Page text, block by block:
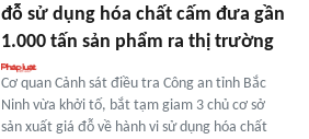
đỗ sử dụng hóa chất cấm đưa gần
1.000 tấn sản phẩm ra thị trường
Cơ quan Cảnh sát điều tra Công an tỉnh Bắc
Ninh vừa khởi tố, bắt tạm giam 3 chủ cơ sở
sản xuất giá đỗ về hành vi sử dụng hóa chất